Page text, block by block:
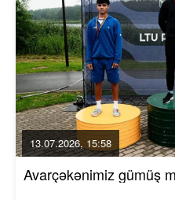
13.07.2026, 15:58
Avarçəkənimiz gümüş